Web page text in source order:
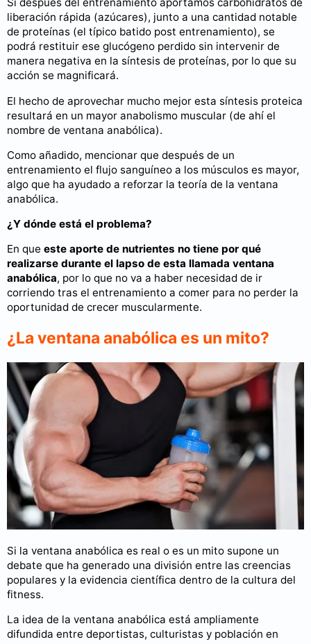
Si después del entrenamiento aportamos carbohidratos de
liberación rápida (azúcares), junto a una cantidad notable
de proteínas (el típico batido post entrenamiento), se
podrá restituir ese glucógeno perdido sin intervenir de
manera negativa en la síntesis de proteínas, por lo que su
acción se magnificará.
El hecho de aprovechar mucho mejor esta síntesis proteica
resultará en un mayor anabolismo muscular (de ahí el
nombre de ventana anabólica).
Como añadido, mencionar que después de un
entrenamiento el flujo sanguíneo a los músculos es mayor,
algo que ha ayudado a reforzar la teoría de la ventana
anabólica.
¿Y dónde está el problema?
En que este aporte de nutrientes no tiene por qué
realizarse durante el lapso de esta llamada ventana
anabólica, por lo que no va a haber necesidad de ir
corriendo tras el entrenamiento a comer para no perder la
oportunidad de crecer muscularmente.
¿La ventana anabólica es un mito?
Si la ventana anabólica es real o es un mito supone un
debate que ha generado una división entre las creencias
populares y la evidencia científica dentro de la cultura del
fitness.
La idea de la ventana anabólica está ampliamente
difundida entre deportistas, culturistas y población en